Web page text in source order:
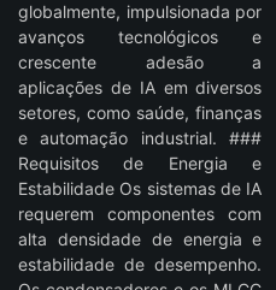
globalmente, impulsionada por
avanços tecnológicos e
crescente adesão a
aplicações de IA em diversos
setores, como saúde, finanças
e automação industrial. ###
Requisitos de Energia e
Estabilidade Os sistemas de IA
requerem componentes com
alta densidade de energia e
estabilidade de desempenho.